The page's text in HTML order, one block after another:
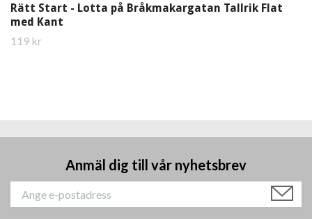
Rätt Start - Lotta på Bråkmakargatan Tallrik Flat
med Kant
119 kr
Anmäl dig till vår nyhetsbrev